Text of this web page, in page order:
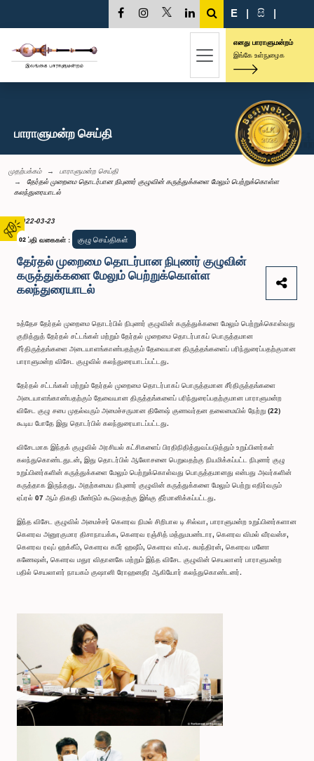
02
E | සි |
எனது பாராளுமன்றம்
இங்கே உள்நுழைக
பாராளுமன்ற செய்தி
முதற்பக்கம்
பாராளுமன்ற செய்தி
தேர்தல் முறைமை தொடர்பான நிபுணர் குழுவின் கருத்துக்களை மேலும் பெற்றுக்கொள்ள
கலந்துரையாடல்
2022-03-23
செய்தி வகைகள் : குழு செய்திகள்
தேர்தல் முறைமை தொடர்பான நிபுணர் குழுவின்
கருத்துக்களை மேலும் பெற்றுக்கொள்ள
கலந்துரையாடல்
உத்தேச தேர்தல் முறைமை தொடர்பில் நிபுணர் குழுவின் கருத்துக்களை மேலும் பெற்றுக்கொள்வது
குறித்துத் தேர்தல் சட்டங்கள் மற்றும் தேர்தல் முறைமை தொடர்பாகப் பொருத்தமான
சீர்திருத்தங்களை அடையாளங்காண்பதற்கும் தேவையான திருத்தங்களைப் பரிந்துரைப்பதற்குமான
பாராளுமன்ற விசேட குழுவில் கலந்துரையாடப்பட்டது.
தேர்தல் சட்டங்கள் மற்றும் தேர்தல் முறைமை தொடர்பாகப் பொருத்தமான சீர்திருத்தங்களை
அடையாளங்காண்பதற்கும் தேவையான திருத்தங்களைப் பரிந்துரைப்பதற்குமான பாராளுமன்ற
விசேட குழு சபை முதல்வரும் அமைச்சருமான தினேஷ் குணவர்தன தலைமையில் நேற்று (22)
கூடிய போதே இது தொடர்பில் கலந்துரையாடப்பட்டது.
விசேடமாக இந்தக் குழுவில் அரசியல் கட்சிகளைப் பிரதிநிதித்துவப்படுத்தும் உறுப்பினர்கள்
கலந்துகொண்டதுடன், இது தொடர்பில் ஆலோசனை பெறுவதற்கு நியமிக்கப்பட்ட நிபுணர் குழு
உறுப்பினர்களின் கருத்துக்களை மேலும் பெற்றுக்கொள்வது பொருத்தமானது என்பது அவர்களின்
கருத்தாக இருந்தது. அதற்கமைய நிபுணர் குழுவின் கருத்துக்களை மேலும் பெற்று எதிர்வரும்
ஏப்ரல் 07 ஆம் திகதி மீண்டும் கூடுவதற்கு இங்கு தீர்மானிக்கப்பட்டது.
இந்த விசேட குழுவில் அமைச்சர் கௌரவ நிமல் சிறிபால டி சில்வா, பாராளுமன்ற உறுப்பினர்களான
கௌரவ அனுரகுமார திசாநாயக்க, கௌரவ ரஞ்சித் மத்துமபண்டார, கௌரவ விமல் வீரவன்ச,
கௌரவ ரவுப் ஹக்கீம், கௌரவ கபீர் ஹஷீம், கௌரவ எம்.ஏ. சுமந்திரன், கௌரவ மனோ
கணேஷன், கௌரவ மதுர விதானகே மற்றும் இந்த விசேட குழுவின் செயலாளர் பாராளுமன்ற
பதில் செயலாளர் நாயகம் குஷானி ரோஹனதீர ஆகியோர் கலந்துகொண்டனர்.